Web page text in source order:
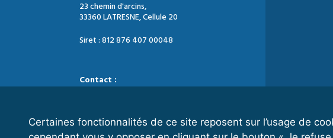
Certaines fonctionnalités de ce site reposent sur l’usage de
23 chemin d'arcins,
33360 LATRESNE, Cellule 20
Siret : 812 876 407 00048
Contact :